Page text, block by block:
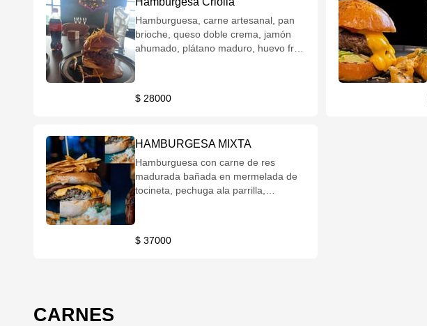
Hamburguesa, carne artesanal, pan
brioche, queso doble crema, jamón
ahumado, plátano maduro, huevo frito
$ 28000
HAMBURGESA MIXTA
Hamburguesa con carne de res
madurada bañada en mermelada de
tocineta, pechuga ala parrilla,
$ 37000
CARNES